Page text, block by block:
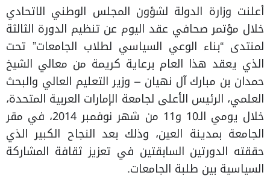
أعلنت وزارة الدولة لشؤون المجلس الوطني الاتحادي
خلال مؤتمر صحافي عقد اليوم عن تنظيم الدورة الثالثة
لمنتدى “بناء الوعي السياسي لطلاب الجامعات” تحت
الذي يعقد هذا العام برعاية كريمة من معالي الشيخ
حمدان بن مبارك آل نهيان – وزير التعليم العالي والبحث
العلمي، الرئيس الأعلى لجامعة الإمارات العربية المتحدة،
خلال يومي الـ10 و11 من شهر نوفمبر 2014، في مقر
الجامعة بمدينة العين، وذلك بعد النجاح الكبير الذي
حققته الدورتين السابقتين في تعزيز ثقافة المشاركة
السياسية بين طلبة الجامعات.